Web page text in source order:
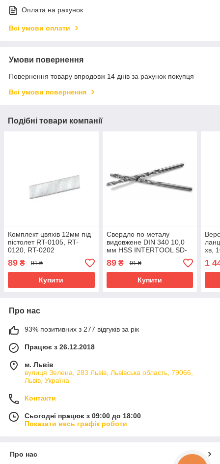
Оплата на рахунок
Всі умови оплати
Умови повернення
Повернення товару впродовж 14 днів за рахунок покупця
Всі умови повернення
Подібні товари компанії
Комплект цвяхів 12мм під
пістолет RT-0105, RT-
0120, RT-0202
INTERTOOL RT-0172 mst
mst
89 ₴ 91 ₴
Купити
Свердло по металу
видовжене DIN 340 10,0
мм HSS INTERTOOL SD-
5300 mst mst
89₴ 91 ₴
Купити
хв,
mst
1
Про нас
93% позитивних з 277 відгуків за рік
Працює з 26.12.2018
м. Львів
вулиця Зелена, 283 Львів, Львівська область, 79066,
Львів, Україна
Контакти
Сьогодні працює з 09:00 до 18:00
Показати весь графік роботи
Про нас